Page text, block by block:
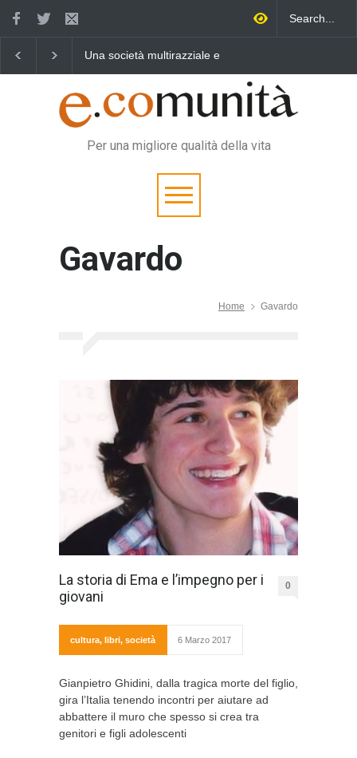
Una società multirazziale e
Per una migliore qualità della vita
Gavardo
Home Gavardo
La storia di Ema e l’impegno per i
giovani
0
cultura, libri, società 6 Marzo 2017
Gianpietro Ghidini, dalla tragica morte del figlio,
gira l’Italia tenendo incontri per aiutare ad
abbattere il muro che spesso si crea tra
genitori e figli adolescenti